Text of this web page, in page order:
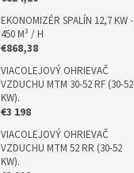
EKONOMIZÉR SPALÍN 12,7 KW -
450 M³ / H
€868,38
VIACOLEJOVÝ OHRIEVAČ
VZDUCHU MTM 30-52 RF (30-52
KW).
€3 198
VIACOLEJOVÝ OHRIEVAČ
VZDUCHU MTM 52 RR (30-52
KW).